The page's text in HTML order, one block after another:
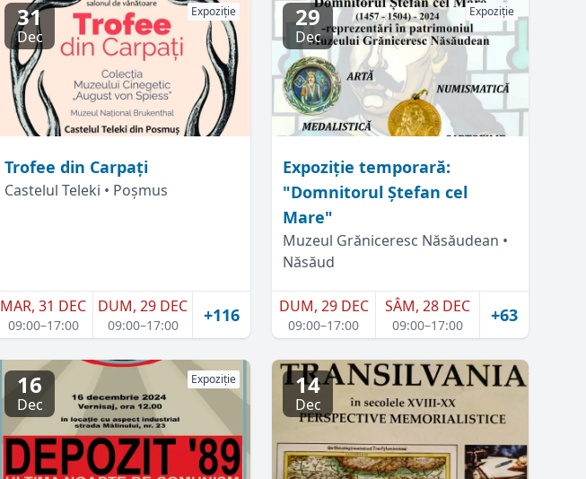
31
Dec
Expoziție
Trofee din Carpați
Castelul Teleki • Poșmus
MAR, 31 DEC
09:00–17:00
DUM, 29 DEC
09:00–17:00 +116
29
Dec
Expoziție
Expoziție temporară:
"Domnitorul Ștefan cel
Mare"
Muzeul Grăniceresc Năsăudean •
Năsăud
DUM, 29 DEC
09:00–17:00
SÂM, 28 DEC
09:00–17:00 +63
16
Dec
Expoziție 14
Dec